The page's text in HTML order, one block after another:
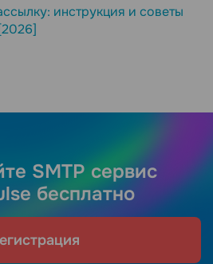
инструкция и советы
SMTP сервис
бесплатно